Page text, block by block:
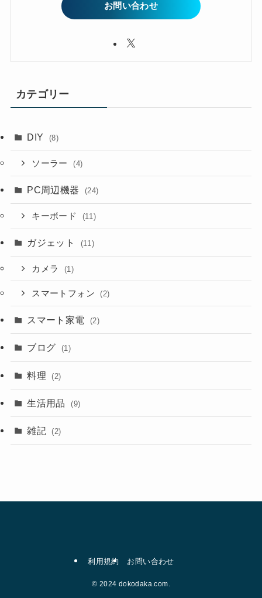
お問い合わせ
カテゴリー
DIY (8)
ソーラー (4)
PC周辺機器 (24)
キーボード (11)
ガジェット (11)
カメラ (1)
スマートフォン (2)
スマート家電 (2)
ブログ (1)
料理 (2)
生活用品 (9)
雑記 (2)
利用規約 お問い合わせ
© 2024 dokodaka.com.